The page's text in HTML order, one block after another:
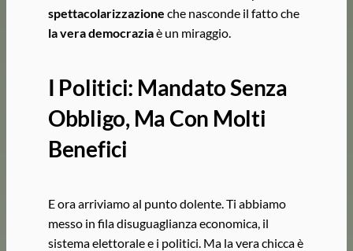
spettacolarizzazione che nasconde il fatto che
la vera democraziaè un miraggio.
I Politici: Mandato Senza
Obbligo, Ma Con Molti
Benefici
E ora arriviamo al punto dolente. Ti abbiamo
messo in fila disuguaglianza economica, il
sistema elettorale e i politici. Ma la vera chicca è